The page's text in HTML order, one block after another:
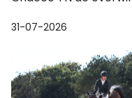
31-07-2026